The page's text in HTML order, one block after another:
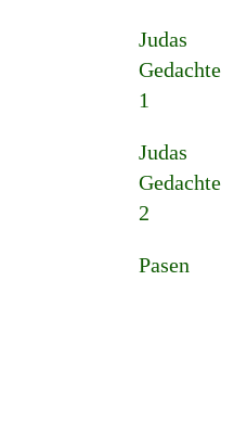
Judas
Gedachte
1
Judas
Gedachte
2
Pasen